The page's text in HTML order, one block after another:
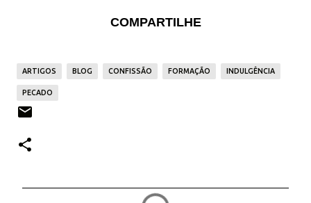
COMPARTILHE
ARTIGOS BLOG CONFISSÃO FORMAÇÃO INDULGÊNCIA
PECADO